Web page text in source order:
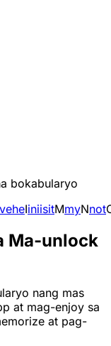
bokabularyo
heIiniisitMmyNnot
Ma-unlock
nang mas
at mag-enjoy sa
at pag-